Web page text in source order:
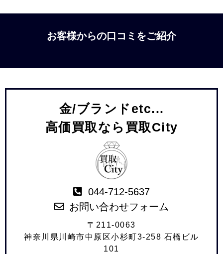
お客様からの口コミをご紹介
金/ブランドetc...
高価買取なら買取City
044-712-5637
お問い合わせフォーム
〒211-0063
神奈川県川崎市中原区小杉町3-258 石橋ビル
101